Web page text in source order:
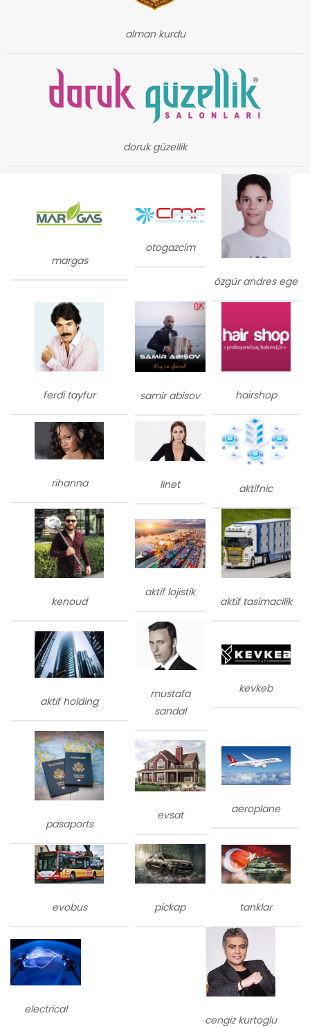
alman kurdu
doruk güzellik
margas
otogazcim
özgür andres ege
ferdi tayfur samir abisov hairshop
rihanna linet aktifnic
kenoud
aktif lojistik
aktif tasimacilik
aktif holding
mustafa
sandal
kevkeb
pasaports
evsat aeroplane
evobus pickap tanklar
electrical
cengiz kurtoglu